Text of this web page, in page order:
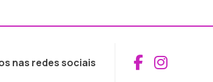
nas redes sociais Aceder